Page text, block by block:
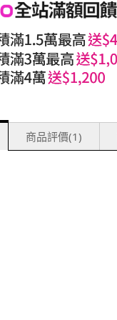
商品評價(1)